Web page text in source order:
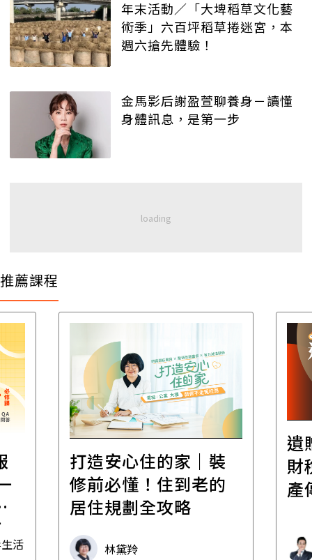
年末活動／「大埤稻草文化藝
術季」六百坪稻草捲迷宮，本
週六搶先體驗！
金馬影后謝盈萱聊養身－讀懂
身體訊息，是第一步
推薦課程
活
打造安心住的家｜裝
修前必懂！住到老的
居住規劃全攻略
林黛羚
遺
財
產